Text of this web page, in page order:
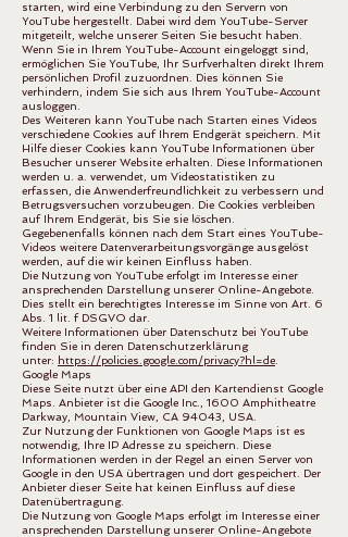
starten, wird eine Verbindung zu den Servern von
YouTube hergestellt. Dabei wird dem YouTube-Server
mitgeteilt, welche unserer Seiten Sie besucht haben.
Wenn Sie in Ihrem YouTube-Account eingeloggt sind,
ermöglichen Sie YouTube, Ihr Surfverhalten direkt Ihrem
persönlichen Profil zuzuordnen. Dies können Sie
verhindern, indem Sie sich aus Ihrem YouTube-Account
ausloggen.
Des Weiteren kann YouTube nach Starten eines Videos
verschiedene Cookies auf Ihrem Endgerät speichern. Mit
Hilfe dieser Cookies kann YouTube Informationen über
Besucher unserer Website erhalten. Diese Informationen
werden u. a. verwendet, um Videostatistiken zu
erfassen, die Anwenderfreundlichkeit zu verbessern und
Betrugsversuchen vorzubeugen. Die Cookies verbleiben
auf Ihrem Endgerät, bis Sie sie löschen.
Gegebenenfalls können nach dem Start eines YouTube-
Videos weitere Datenverarbeitungsvorgänge ausgelöst
werden, auf die wir keinen Einfluss haben.
Die Nutzung von YouTube erfolgt im Interesse einer
ansprechenden Darstellung unserer Online-Angebote.
Dies stellt ein berechtigtes Interesse im Sinne von Art. 6
Abs. 1 lit. f DSGVO dar.
Weitere Informationen über Datenschutz bei YouTube
finden Sie in deren Datenschutzerklärung
unter: https://policies.google.com/privacy?hl=de
Google Maps
Diese Seite nutzt über eine API den Kartendienst Google
Maps. Anbieter ist die Google Inc., 1600 Amphitheatre
Parkway, Mountain View, CA 94043, USA.
Zur Nutzung der Funktionen von Google Maps ist es
notwendig, Ihre IP Adresse zu speichern. Diese
Informationen werden in der Regel an einen Server von
Google in den USA übertragen und dort gespeichert. Der
Anbieter dieser Seite hat keinen Einfluss auf diese
Datenübertragung.
Die Nutzung von Google Maps erfolgt im Interesse einer
ansprechenden Darstellung unserer Online-Angebote